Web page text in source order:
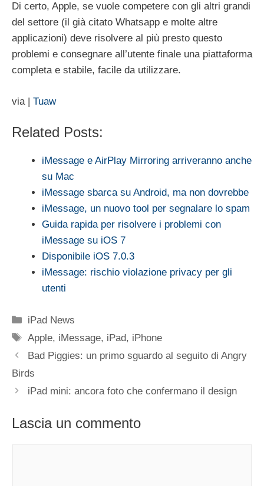
Di certo, Apple, se vuole competere con gli altri grandi
del settore (il già citato Whatsapp e molte altre
applicazioni) deve risolvere al più presto questo
problemi e consegnare all’utente finale una piattaforma
completa e stabile, facile da utilizzare.
via | Tuaw
Related Posts:
iMessage e AirPlay Mirroring arriveranno anche
su Mac
iMessage sbarca su Android, ma non dovrebbe
iMessage, un nuovo tool per segnalare lo spam
Guida rapida per risolvere i problemi con
iMessage su iOS 7
Disponibile iOS 7.0.3
iMessage: rischio violazione privacy per gli
utenti
Categorie
iPad News
Tag
Apple, iMessage, iPad, iPhone
Bad Piggies: un primo sguardo al seguito di Angry
Birds
iPad mini: ancora foto che confermano il design
Lascia un commento